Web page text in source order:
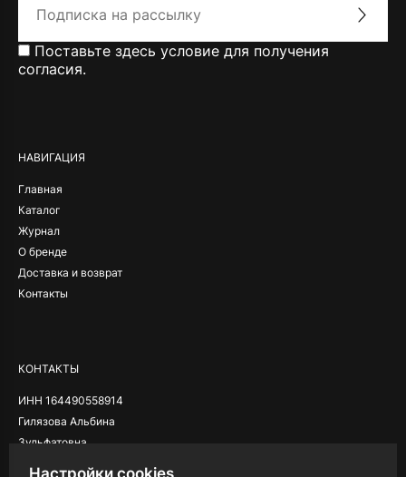
Поставьте здесь условие для получения
согласия.
НАВИГАЦИЯ
Главная
Каталог
Журнал
О бренде
Доставка и возврат
Контакты
КОНТАКТЫ
ИНН 164490558914
Гилязова Альбина
Зульфатовна
Настройки cookies